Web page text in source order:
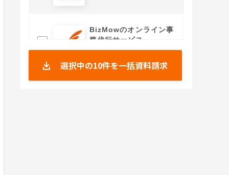
BizMowのオンライン事
務代行サービス
0.0
さかえ経営の給与社保業
選択中の10件を一括資料請求